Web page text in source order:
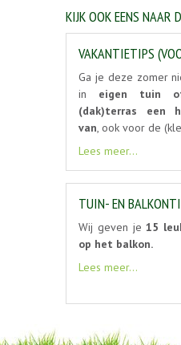
KIJK OOK EENS NAAR
VAKANTIETIPS
Ga je deze zomer
in eigen tuin
(dak)terras een
van, ook voor de
Lees meer...
TUIN- EN
Wij geven je15
op het balkon.
Lees meer...